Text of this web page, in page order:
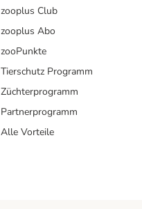
zooplus Club
zooplus Abo
zooPunkte
Tierschutz Programm
Züchterprogramm
Partnerprogramm
Alle Vorteile